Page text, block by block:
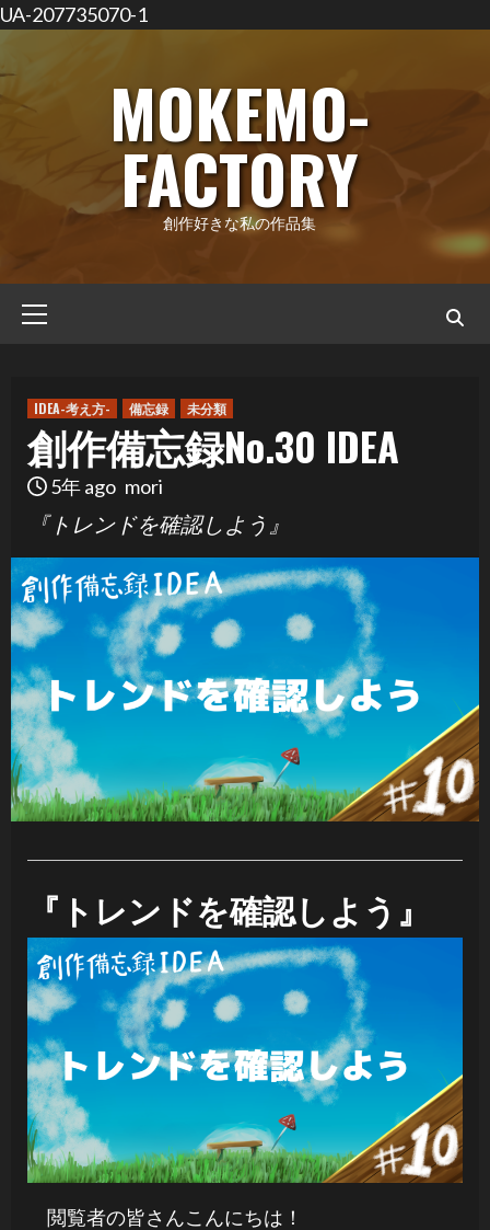
UA-207735070-1
ン
テ
ッ
MOKEMO-
FACTORY
創作好きな私の作品集
ュ
IDEA-考え方- 備忘録 未分類
創作備忘録No.30 IDEA
5年 ago mori
『トレンドを確認しよう』
『トレンドを確認しよう』
閲覧者の皆さんこんにちは！